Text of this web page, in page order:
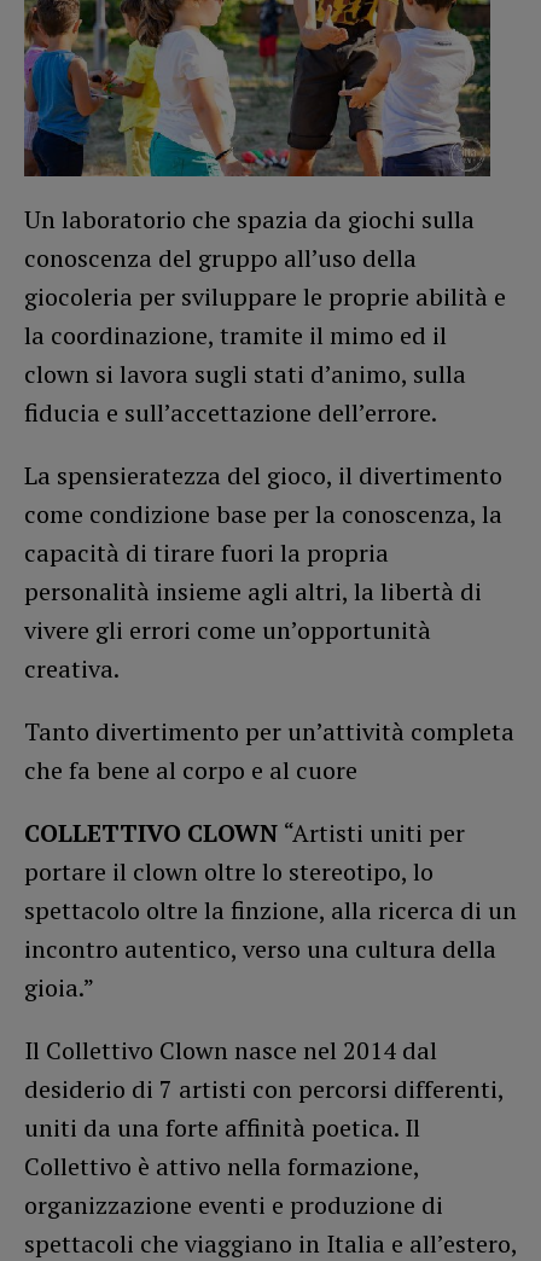
Un laboratorio che spazia da giochi sulla
conoscenza del gruppo all’uso della
giocoleria per sviluppare le proprie abilità e
la coordinazione, tramite il mimo ed il
clown si lavora sugli stati d’animo, sulla
fiducia e sull’accettazione dell’errore.
La spensieratezza del gioco, il divertimento
come condizione base per la conoscenza, la
capacità di tirare fuori la propria
personalità insieme agli altri, la libertà di
vivere gli errori come un’opportunità
creativa.
Tanto divertimento per un’attività completa
che fa bene al corpo e al cuore
COLLETTIVO CLOWN ​“Artisti uniti per
portare il clown oltre lo stereotipo, lo
spettacolo oltre la finzione, alla ricerca di un
incontro autentico, verso una cultura della
gioia.”
Il Collettivo Clown nasce nel 2014 dal
desiderio di 7 artisti con percorsi differenti,
uniti da una forte affinità poetica. Il
Collettivo è attivo nella formazione,
organizzazione eventi e produzione di
spettacoli che viaggiano in Italia e all’estero,